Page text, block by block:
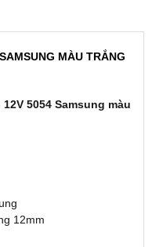
MÀU TRẮNG
5054 Samsung màu
12mm